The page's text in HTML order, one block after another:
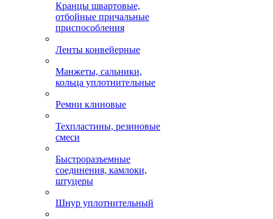
Кранцы швартовые,
отбойные причальные
приспособления
Ленты конвейерные
Манжеты, сальники,
кольца уплотнительные
Ремни клиновые
Техпластины, резиновые
смеси
Быстроразъемные
соединения, камлоки,
штуцеры
Шнур уплотнительный